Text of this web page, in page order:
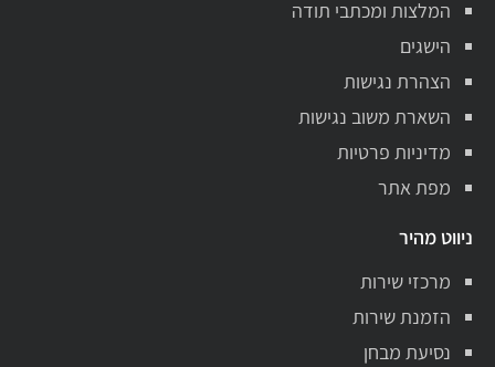
המלצות ומכתבי תודה
הישגים
הצהרת נגישות
השארת משוב נגישות
מדיניות פרטיות
מפת אתר
ניווט מהיר
מרכזי שירות
הזמנת שירות
נסיעת מבחן